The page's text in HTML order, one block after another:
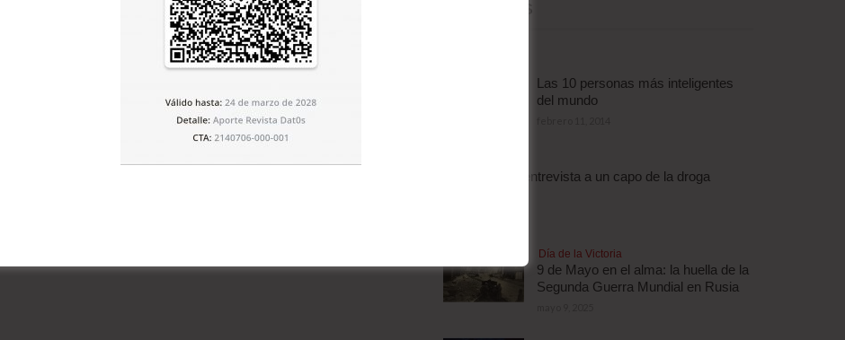
Sarkozy -inmerso en varios casos de corrupción -y su
el expresidente de la República se servía de una red de
mantenerse al tanto de los escándalos financieros que
Bettencourt, que investigaba el Tribunal Supremo (caso
se relacionaba con la presunta financiación ilegal de la
el triunfo sobre la socialista Ségolène Royal.
la policía que Sarkozy utilizaba un teléfono móvil clandestino,
justamente con su abogado Herzog, que también disponía
que Herzog tenía hilo directo con su amigo, el juez de
ahora imputado en el caso judicial que podría poner fin a
Las 10 personas más inteligentes
del mundo
Escalofriante entrevista a un capo de la droga
Día de la Victoria
9 de Mayo en el alma: la huella de la
Segunda Guerra Mundial en Rusia